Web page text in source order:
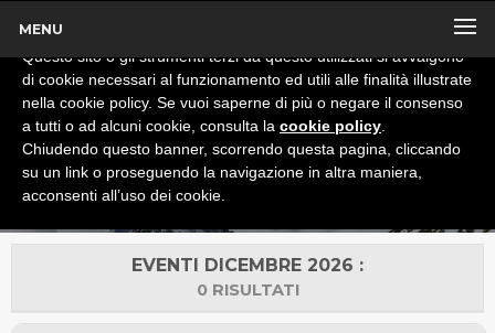
MENU
EVENTI DICEMBRE 2026 :
0 RISULTATI
x
Informativa
Questo sito o gli strumenti terzi da questo utilizzati si avvalgono
di cookie necessari al funzionamento ed utili alle finalità illustrate
nella cookie policy. Se vuoi saperne di più o negare il consenso
a tutti o ad alcuni cookie, consulta la cookie policy
Chiudendo questo banner, scorrendo questa pagina, cliccando
su un link o proseguendo la navigazione in altra maniera,
acconsenti all’uso dei cookie.